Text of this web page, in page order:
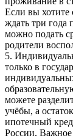
Если вы хотите
ждать три года
можно подать
родители
5.
только в
можете
учёбы, а
ипотечный
России. Важное